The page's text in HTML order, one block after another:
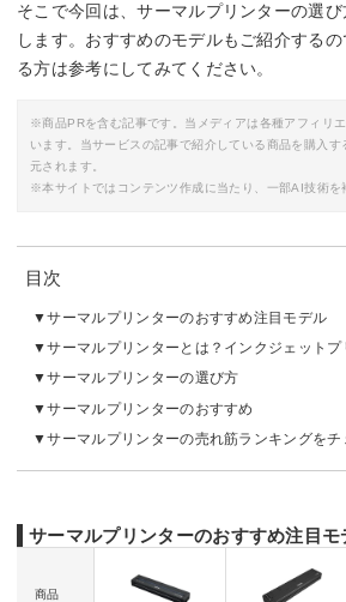
そこで今回は、サーマルプリンターの選
します。おすすめのモデルもご紹介する
る方は参考にしてみてください。
※商品PRを含む記事です。当メディアは各種アフィリ
います。当サービスの記事で紹介している商品を購入
元されます。
※本サイトではコンテンツ作成に当たり、一部AI技術を
目次
サーマルプリンターのおすすめ注目モデル
サーマルプリンターとは？インクジェット
サーマルプリンターの選び方
サーマルプリンターのおすすめ
サーマルプリンターの売れ筋ランキングをチ
サーマルプリンターのおすすめ注目モ
商品